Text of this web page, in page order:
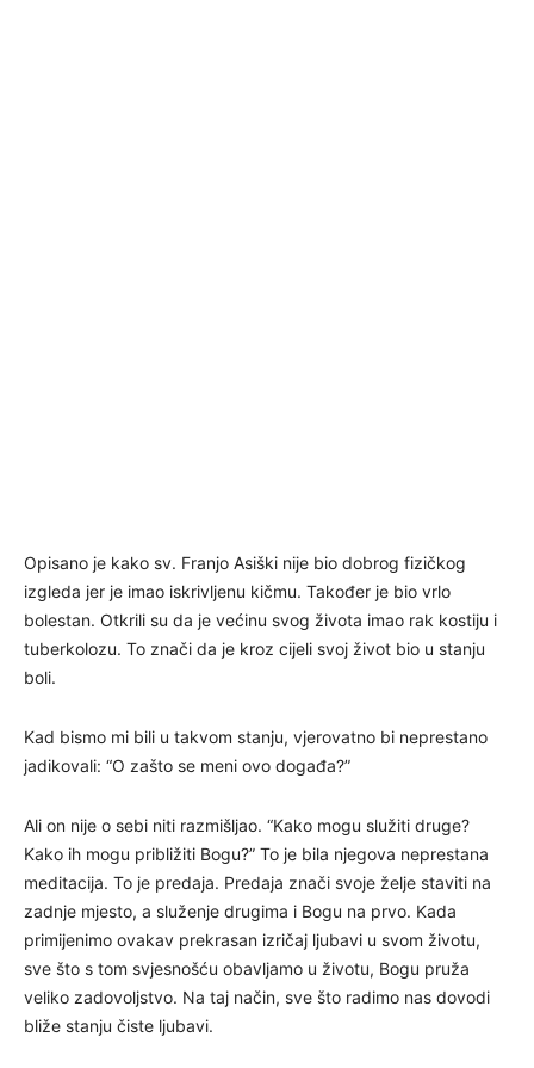
Opisano je kako sv. Franjo Asiški nije bio dobrog fizičkog
izgleda jer je imao iskrivljenu kičmu. Također je bio vrlo
bolestan. Otkrili su da je većinu svog života imao rak kostiju i
tuberkolozu. To znači da je kroz cijeli svoj život bio u stanju
boli.
Kad bismo mi bili u takvom stanju, vjerovatno bi neprestano
jadikovali: “O zašto se meni ovo događa?”
Ali on nije o sebi niti razmišljao. “Kako mogu služiti druge?
Kako ih mogu približiti Bogu?” To je bila njegova neprestana
meditacija. To je predaja. Predaja znači svoje želje staviti na
zadnje mjesto, a služenje drugima i Bogu na prvo. Kada
primijenimo ovakav prekrasan izričaj ljubavi u svom životu,
sve što s tom svjesnošću obavljamo u životu, Bogu pruža
veliko zadovoljstvo. Na taj način, sve što radimo nas dovodi
bliže stanju čiste ljubavi.